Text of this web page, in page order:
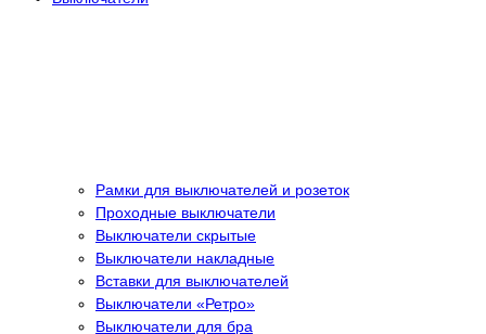
Рамки для выключателей и розеток
Проходные выключатели
Выключатели скрытые
Выключатели накладные
Вставки для выключателей
Выключатели «Ретро»
Выключатели для бра